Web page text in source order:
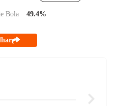
Bola 49.4%